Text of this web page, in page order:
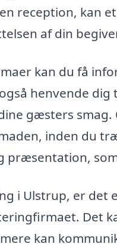
reception, kan
af din
kan du få
henvende
gæsters
inden du
præsentation,
i Ulstrup, er det
Det
kan